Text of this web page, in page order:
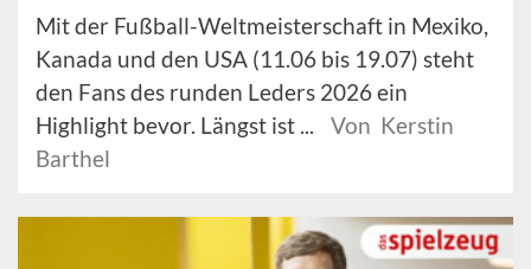
Mit der Fußball-Weltmeisterschaft in Mexiko,
Kanada und den USA (11.06 bis 19.07) steht
den Fans des runden Leders 2026 ein
Highlight bevor. Längst ist ...
Von Kerstin
Barthel